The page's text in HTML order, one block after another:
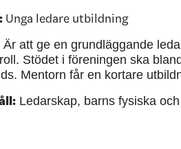
Unga ledare utbildning
Är att ge en grundläggande
Stödet i föreningen ska
Mentorn får en kortare
Ledarskap, barns fysiska